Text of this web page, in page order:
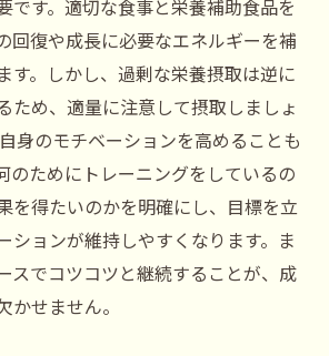
です。適切な食事と栄養補助食品を
回復や成長に必要なエネルギーを補
す。しかし、過剰な栄養摂取は逆に
ため、適量に注意して摂取しましょ
身のモチベーションを高めることも
のためにトレーニングをしているの
を得たいのかを明確にし、目標を立
ションが維持しやすくなります。ま
スでコツコツと継続することが、成
かせません。